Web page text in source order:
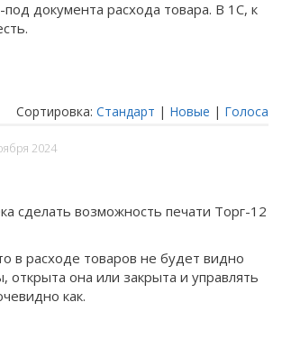
документа расхода товара. В 1С, к
Сортировка: Стандарт | Новые | Голоса
2024
сделать возможность печати Торг-12
в расходе товаров не будет видно
открыта она или закрыта и управлять
как.